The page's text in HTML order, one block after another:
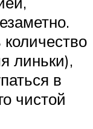
линьки),
в
чистой